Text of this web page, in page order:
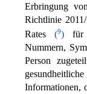
Erbringung
Richtlinie
Rates (9)für
Nummern,
Person
Informationen,